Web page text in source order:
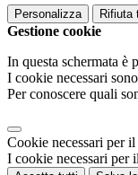
Personalizza Rifiuta
Gestione cookie
In questa schermata è
I cookie necessari
Per conoscere quali
Cookie necessari per
I cookie necessari per